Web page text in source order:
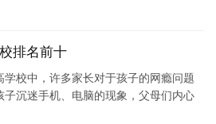
排名前十
校中，许多家长对于孩子的网瘾问题
沉迷手机、电脑的现象，父母们内心